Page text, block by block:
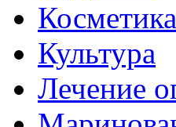
Культура
Лечение